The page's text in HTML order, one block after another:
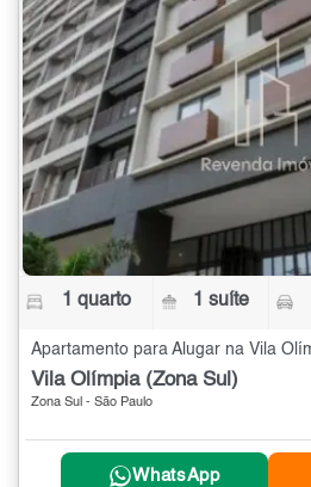
1 quarto 1 suíte
Vila Olímpia (Zona Sul)
Zona Sul - São Paulo
WhatsApp